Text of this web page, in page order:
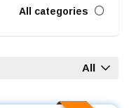
All categories
All